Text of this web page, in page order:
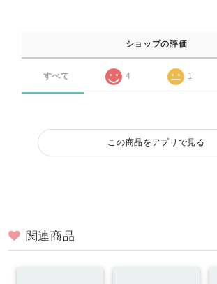
ショップの評価
すべて 4 1
この商品をアプリで見る
関連商品